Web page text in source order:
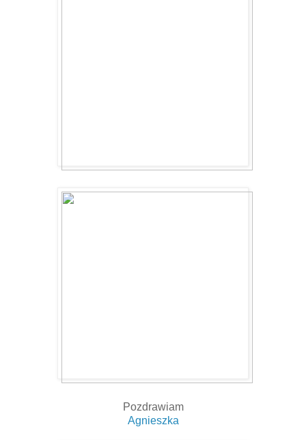
Pozdrawiam
Agnieszka